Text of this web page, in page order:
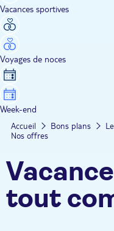
Vacances sportives
Voyages de noces
Week-end
Accueil Bons plans
Nos offres
tout